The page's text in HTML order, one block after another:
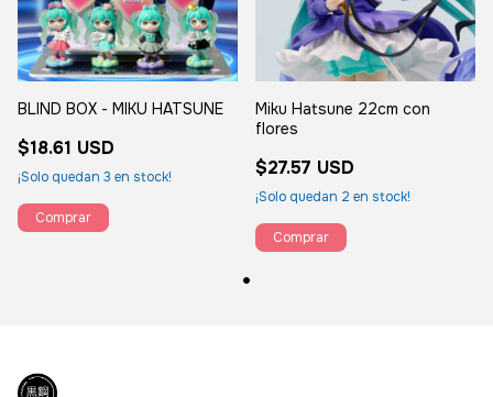
BLIND BOX - MIKU HATSUNE
$18.61 USD
¡Solo quedan 3 en stock!
Miku Hatsune 22cm con
flores
$27.57 USD
¡Solo quedan 2 en stock!